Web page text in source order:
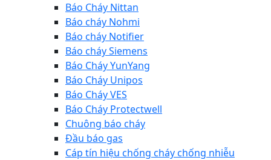
Báo Cháy Nittan
Báo cháy Nohmi
Báo cháy Notifier
Báo cháy Siemens
Báo Cháy YunYang
Báo Cháy Unipos
Báo Cháy VES
Báo Cháy Protectwell
Chuông báo cháy
Đầu báo gas
Cáp tín hiệu chống cháy chống nhiễu